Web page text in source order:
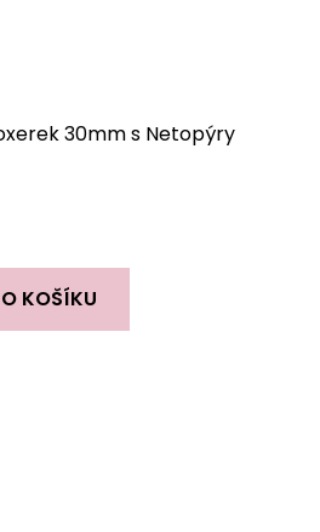
30mm s Netopýry
KOŠÍKU